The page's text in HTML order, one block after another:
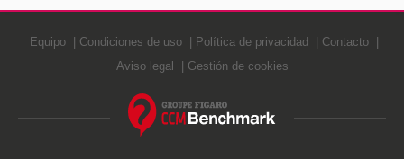
Equipo Condiciones de uso Política de privacidad
Contacto
Aviso legal
Gestión de cookies